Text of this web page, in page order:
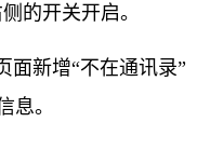
的开关开启。
面新增“不在通讯录”
息。